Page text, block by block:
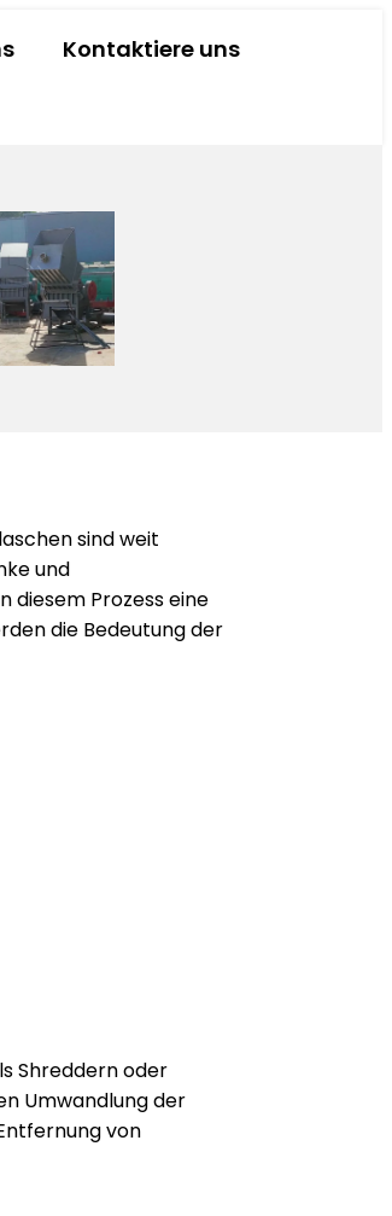
Kontaktiere uns
sind weit
und
diesem Prozess eine
die Bedeutung der
Shreddern oder
Umwandlung der
von